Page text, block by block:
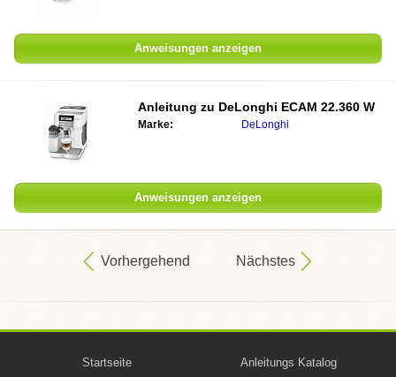
Anweisungen anzeigen
Anleitung zu DeLonghi ECAM 22.360 W
Marke: DeLonghi
Anweisungen anzeigen
Vorhergehend Nächstes
Startseite Anleitungs Katalog